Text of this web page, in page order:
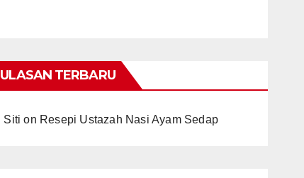
ULASAN TERBARU
Siti on Resepi Ustazah Nasi Ayam Sedap